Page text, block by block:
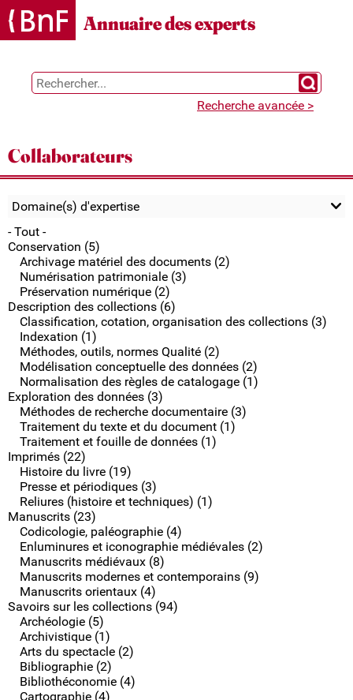
Gestion des cookies
Annuaire des experts
Chercher
Recherche avancée >
Collaborateurs
Domaine(s) d'expertise
- Tout -
Conservation (5)
Archivage matériel des documents (2)
Numérisation patrimoniale (3)
Préservation numérique (2)
Description des collections (6)
Classification, cotation, organisation des collections (3)
Indexation (1)
Méthodes, outils, normes Qualité (2)
Modélisation conceptuelle des données (2)
Normalisation des règles de catalogage (1)
Exploration des données (3)
Méthodes de recherche documentaire (3)
Traitement du texte et du document (1)
Traitement et fouille de données (1)
Imprimés (22)
Histoire du livre (19)
Presse et périodiques (3)
Reliures (histoire et techniques) (1)
Manuscrits (23)
Codicologie, paléographie (4)
Enluminures et iconographie médiévales (2)
Manuscrits médiévaux (8)
Manuscrits modernes et contemporains (9)
Manuscrits orientaux (4)
Savoirs sur les collections (94)
Archéologie (5)
Archivistique (1)
Arts du spectacle (2)
Bibliographie (2)
Bibliothéconomie (4)
Cartographie (4)